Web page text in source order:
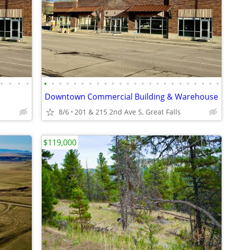
• • • • • • • • • • • • • • • • • • • • • • • • • • • •
Downtown Commercial Building & Warehouse
8/6 201 & 215 2nd Ave S, Great Falls
$119,000